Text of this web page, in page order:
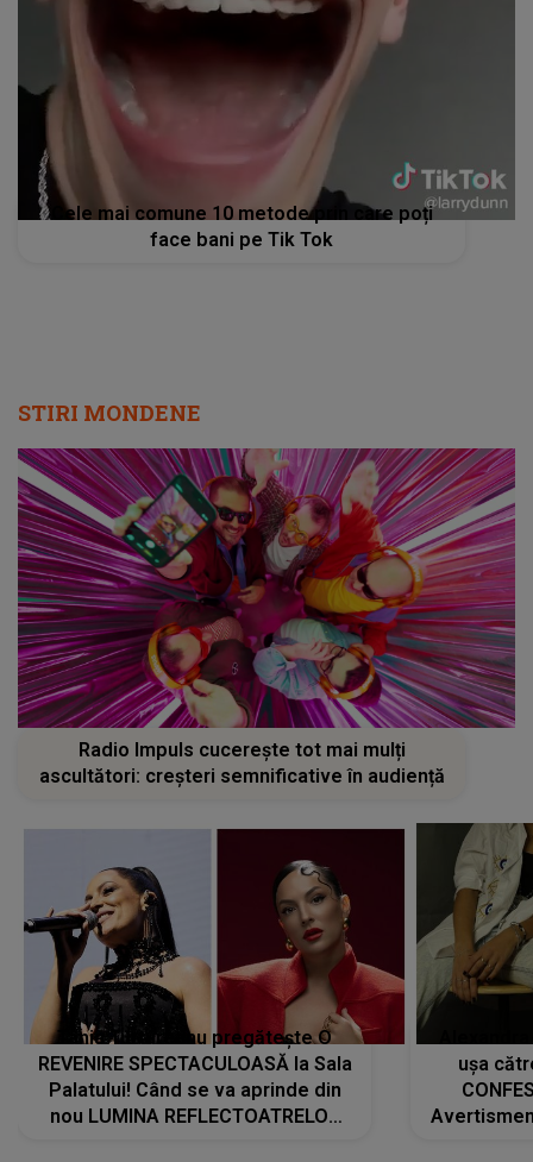
Cele mai comune 10 metode prin care poți
face bani pe Tik Tok
STIRI MONDENE
Radio Impuls cucerește tot mai mulți
ascultători: creșteri semnificative în audiență
Tania Turtureanu pregătește O
REVENIRE SPECTACULOASĂ la Sala
Palatului! Când se va aprinde din
nou LUMINA REFLECTOATRELOR
ușa